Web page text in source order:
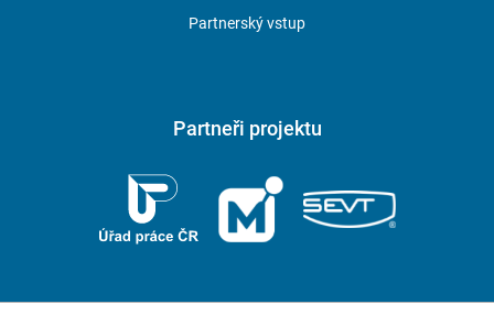
Partnerský vstup
Partneři projektu